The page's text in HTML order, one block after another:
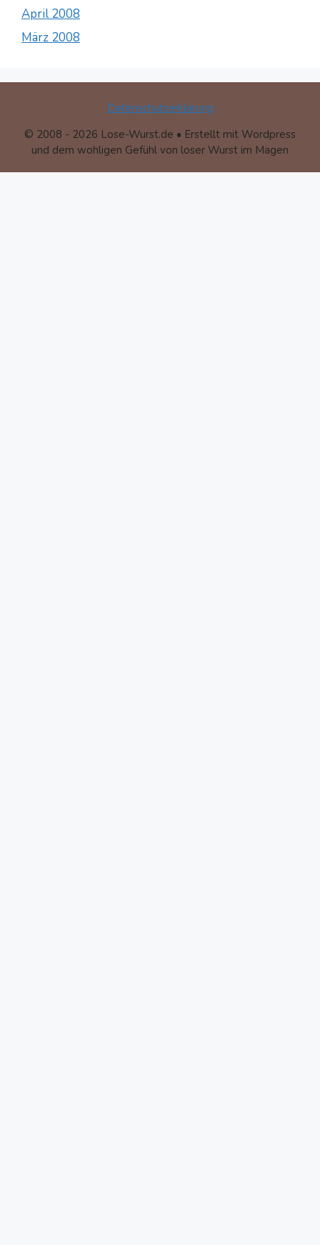
April 2008
März 2008
Datenschutzerklärung
© 2008 - 2026 Lose-Wurst.de • Erstellt mit Wordpress
und dem wohligen Gefühl von loser Wurst im Magen